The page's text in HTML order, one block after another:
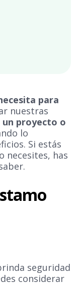
para
nuestras
un proyecto o
lo
Si estás
necesites, has
seguridad
considerar